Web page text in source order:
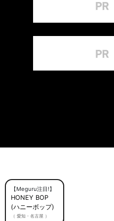
【Meguru注目!】
HONEY BOP
(ハニーボップ)
（ 愛知・名古屋 ）